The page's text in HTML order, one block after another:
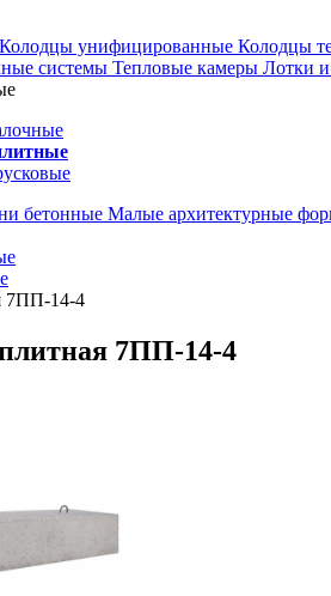
Колодцы унифицированные Колодцы
системы Тепловые камеры Лотки
бетонные Малые архитектурные
7ПП-14-4
7ПП-14-4